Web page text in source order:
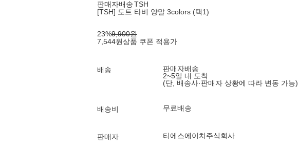
판매자배송TSH
[TSH] 도트 타비 양말 3colors (택1)
23%9,900원
7,544원상품 쿠폰 적용가
배송
판매자배송
2~5일 내 도착
(단, 배송사·판매자 상황에 따라 변동 가능)
배송비 무료배송
판매자 티에스에이치주식회사